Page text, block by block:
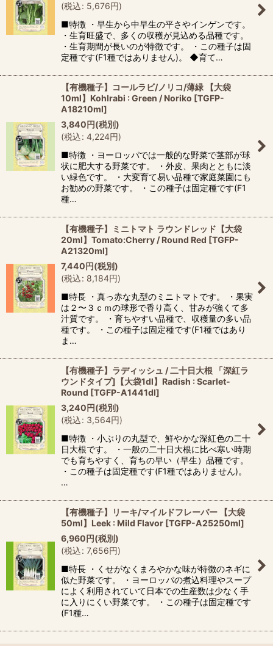
(税込: 5,676円)
■特徴 ・早生から中早生の平さやインゲンです。
・生育旺盛で、多くの収穫が見込める品種です。
・生育期間が長いのが特徴です。 ・この種子は固
定種です(F1種ではありません)。 ◆育て…
【有機種子】コールラビ/ノリコ/薄緑 【大袋
10ml】Kohlrabi : Green / Noriko [TGFP-
A18210ml]
3,840 円(税別)
(税込: 4,224円)
■特徴 ・ヨーロッパでは一般的な野菜で茎部が球
状に肥大する野菜です。 ・外皮、果肉とともに淡
い緑色です。 ・大変育て易い品種で家庭菜園にも
お勧めの野菜です。 ・この種子は固定種です(F1
種…
【有機種子】ミニトマト ラウンドレッド【大袋
20ml】Tomato:Cherry / Round Red [TGFP-
A21320ml]
7,440 円(税別)
(税込: 8,184円)
■特長 ・真っ赤な丸型のミニトマトです。 ・果実
は２〜３ｃｍの球形で香り高く、甘みが強くて多
汁質です。 ・育ちやすい品種で、収穫量の多い品
種です。 ・この種子は固定種です(F1種ではあり
ま…
【有機種子】ラディッシュ / 二十日大根 「深紅ラ
ウンドタイプ]【大袋1dl】Radish : Scarlet-
Round [TGFP-A1441dl]
3,240 円(税別)
(税込: 3,564円)
■特徴 ・小ぶりの丸型で、鮮やかな深紅色の二十
日大根です。 ・一般の二十日大根に比べ寒い時期
でも育ちやすく、育ちの早い（早生）品種です。
・この種子は固定種です(F1種ではありません)。
…
【有機種子】リーキ/マイルドフレーバー 【大袋
50ml】Leek : Mild Flavor [TGFP-A25250ml]
6,960 円(税別)
(税込: 7,656円)
■特長 ・くせがなくまろやかな味が特徴のネギに
似た野菜です。 ・ヨーロッパの煮込料理やスープ
によく利用されていて日本での生産数は少なく手
に入りにくい野菜です。 ・この種子は固定種です
(F1種…